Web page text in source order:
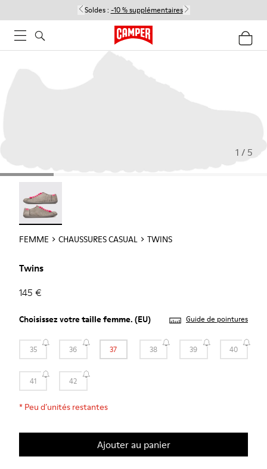
Soldes : -10 % supplémentaires
1 / 5
FEMME CHAUSSURES CASUAL TWINS
Twins
145 €
Choisissez votretaille femme. (EU) Guide de pointures
35 36 37 38 39 40
41 42
* Peu d’unités restantes
Ajouter au panier